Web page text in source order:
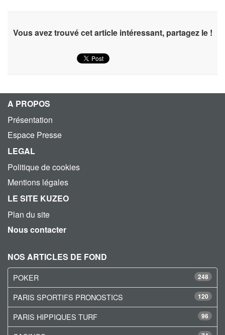
Vous avez trouvé cet article intéressant, partagez le !
A PROPOS
Présentation
Espace Presse
LEGAL
Politique de cookies
Mentions légales
LE SITE KUZEO
Plan du site
Nous contacter
NOS ARTICLES DE FOND
248
POKER
120
PARIS SPORTIFS PRONOSTICS
96
PARIS HIPPIQUES TURF